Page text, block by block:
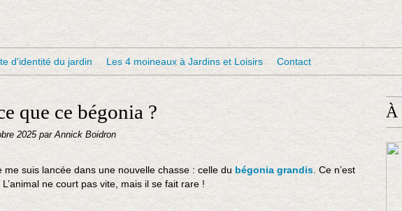
d'identité du jardin Les 4 moineaux à Jardins et Loisirs Contact
que ce bégonia ?
2025 par Annick Boidron
me suis lancée dans une nouvelle chasse : celle du bégonia grandis . Ce n’est
ne court pas vite, mais il se fait rare !
À